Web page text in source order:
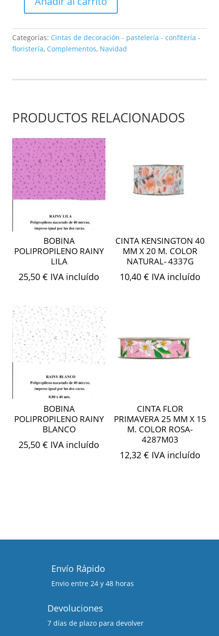
Alambrada
mm63x10mt
-
Categorías: Cintas de decoración - pastelería - confitería -
floristería, Complementos, Navidad
PRODUCTOS RELACIONADOS
BOBINA
POLIPROPILENO RAINY
LILA
25,50€ IVA incluído
CINTA KENSINGTON 40
MM X 20 M. COLOR
NATURAL- 4337G
10,40 € IVA incluído
BOBINA
POLIPROPILENO RAINY
BLANCO
25,50€ IVA incluído
CINTA FLOR
PRIMAVERA 25 MM X 15
M. COLOR ROSA-
4287M03
12,32 € IVA incluído
Envío Rápido
Envio entre 24 y 48 horas
Devoluciones
7 días de plazo para devolver